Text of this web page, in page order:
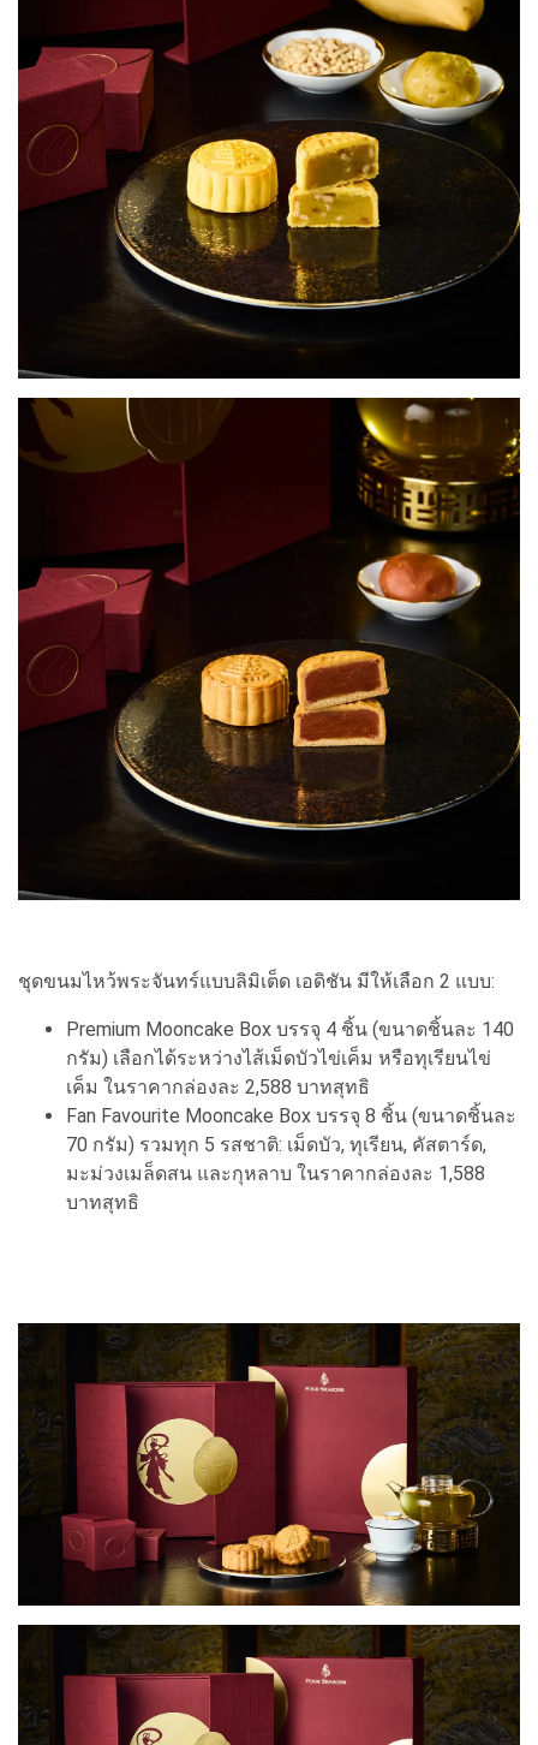
ชุดขนมไหว้พระจันทร์แบบลิมิเต็ด เอดิชัน มีให้เลือก 2 แบบ:
Premium Mooncake Box บรรจุ 4 ชิ้น (ขนาดชิ้นละ 140
กรัม) เลือกได้ระหว่างไส้เม็ดบัวไข่เค็ม หรือทุเรียนไข่
เค็ม ในราคากล่องละ 2,588 บาทสุทธิ
Fan Favourite Mooncake Box บรรจุ 8 ชิ้น (ขนาดชิ้นละ
70 กรัม) รวมทุก 5 รสชาติ: เม็ดบัว, ทุเรียน, คัสตาร์ด,
มะม่วงเมล็ดสน และกุหลาบ ในราคากล่องละ 1,588
บาทสุทธิ